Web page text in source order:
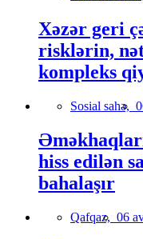
Xəzər geri
risklərin,
kompleks
Sosial sahə,
hiss edilən
bahalaşır
Qafqaz, 06